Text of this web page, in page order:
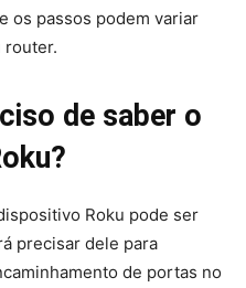
os passos podem variar
router.
de saber o
Roku pode ser
precisar dele para
de portas no